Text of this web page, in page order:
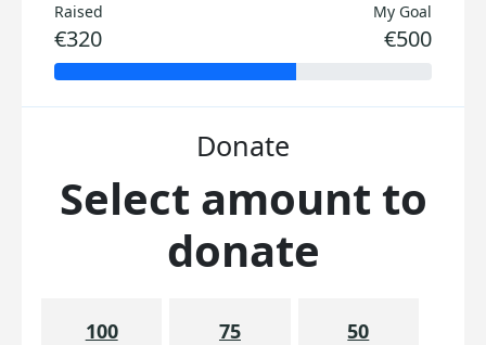
Raised
€320
My Goal
€500
Donate
Select amount to
donate
100 75 50